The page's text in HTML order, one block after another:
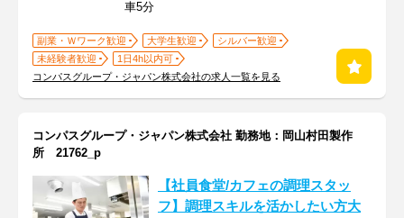
車5分
副業・Ｗワーク歓迎 大学生歓迎
シルバー歓迎
未経験者歓迎
1日4h以内可
コンパスグループ・ジャパン株式会社の求人一覧を見る
コンパスグループ・ジャパン株式会社 勤務地：岡山村田製作
所 21762_p
【社員食堂/カフェの調理スタッ
フ】調理スキルを活かしたい方大